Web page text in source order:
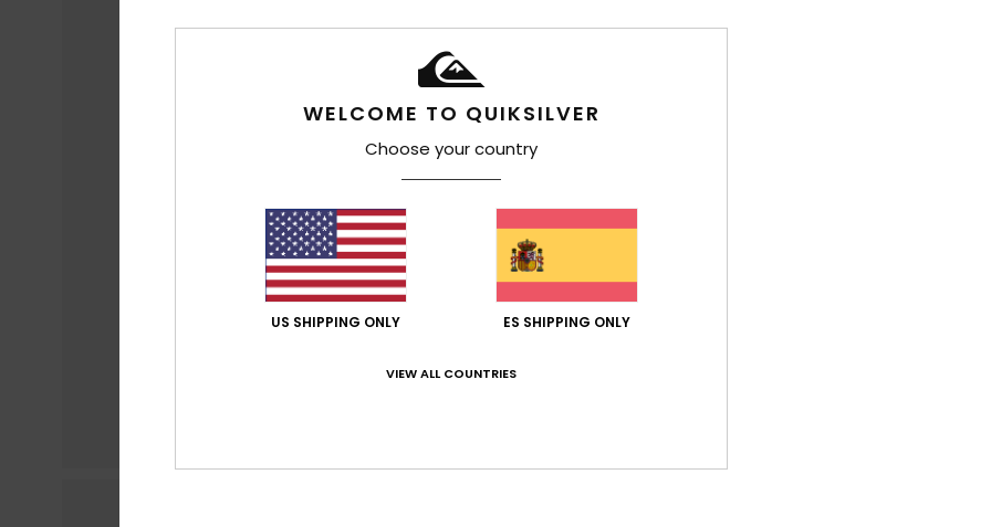
WELCOME TO QUIKSILVER
Choose your country
US SHIPPING ONLY ES SHIPPING ONLY
VIEW ALL COUNTRIES